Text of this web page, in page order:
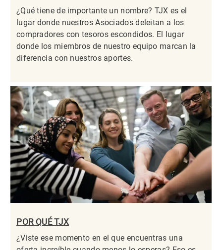
¿Qué tiene de importante un nombre? TJX es el
lugar donde nuestros Asociados deleitan a los
compradores con tesoros escondidos. El lugar
donde los miembros de nuestro equipo marcan la
diferencia con nuestros aportes.
POR QUÉ TJX
¿Viste ese momento en el que encuentras una